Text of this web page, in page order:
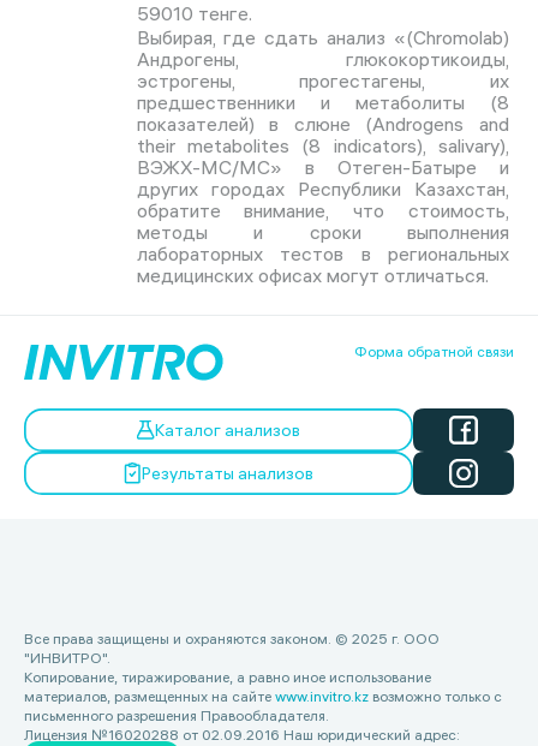
59010 тенге.
Выбирая, где сдать анализ «(Chromolab)
Андрогены, глюкокортикоиды,
эстрогены, прогестагены, их
предшественники и метаболиты (8
показателей) в слюне (Androgens and
their metabolites (8 indicators), salivary),
ВЭЖХ-МС/МС» в Отеген-Батыре и
других городах Республики Казахстан,
обратите внимание, что стоимость,
методы и сроки выполнения
лабораторных тестов в региональных
медицинских офисах могут отличаться.
Форма обратной связи
Каталог анализов
Результаты анализов
Все права защищены и охраняются законом. © 2025 г. ООО
"ИНВИТРО".
Копирование, тиражирование, а равно иное использование
материалов, размещенных на сайте www.invitro.kz возможно только с
письменного разрешения Правообладателя.
Лицензия №16020288 от 02.09.2016 Наш юридический адрес: